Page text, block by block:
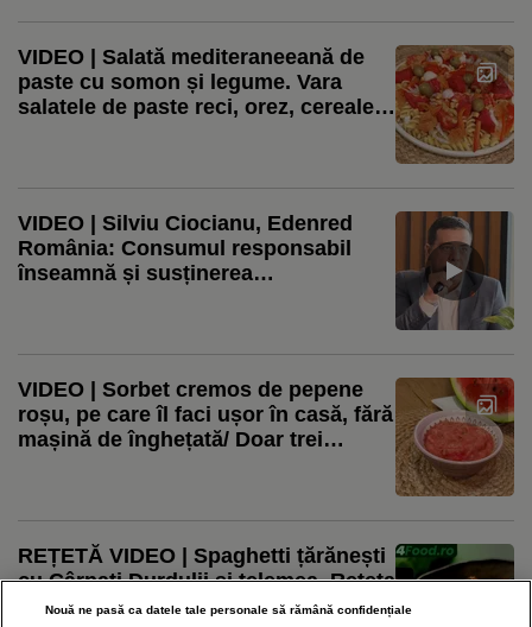
VIDEO | Salată mediteraneeană de
paste cu somon și legume. Vara
salatele de paste reci, orez, cereale
VIDEO | Silviu Ciocianu, Edenred
România: Consumul responsabil
înseamnă și susținerea
a cererii pentru produse locale
VIDEO | Sorbet cremos de pepene
roșu, pe care îl faci ușor în casă, fără
mașină de înghețată/ Doar trei
REȚETĂ VIDEO | Spaghetti țărănești
cu Cârnați Durdulii și telemea. Rețeta
care transformă câteva ingrediente
Nouă ne pasă ca datele tale personale să rămână confidențiale